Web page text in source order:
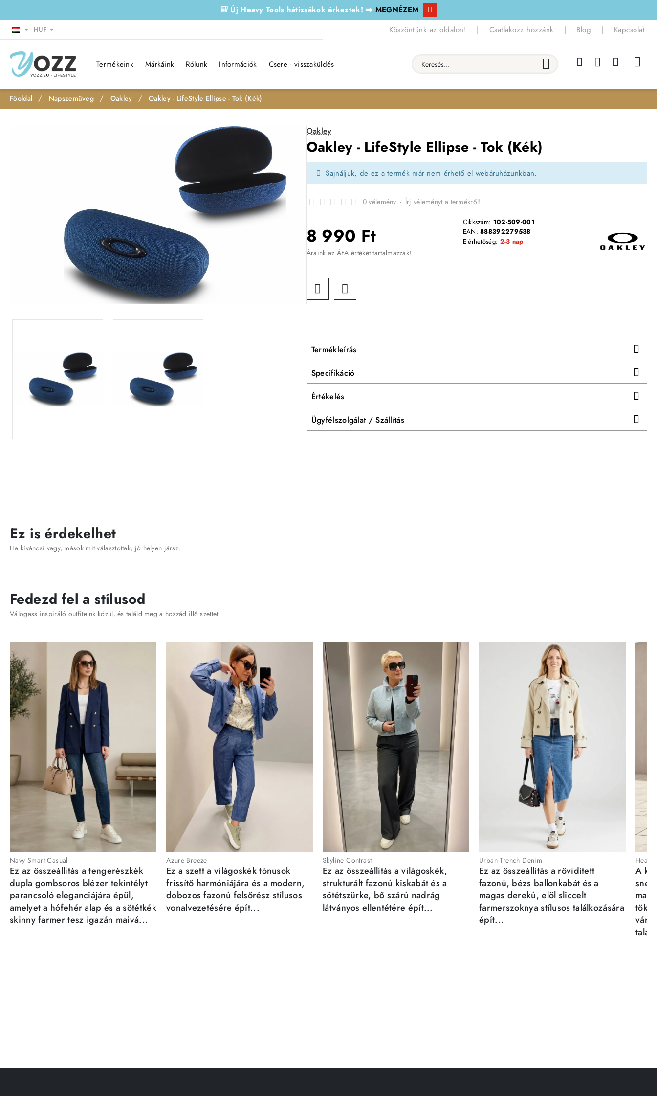
🎒 Új Heavy Tools hátizsákok érkeztek! ➡️ MEGNÉZEM
HUF Köszöntünk az oldalon! | Csatlakozz hozzánk | Blog | Kapcsolat
Termékeink Márkáink Rólunk Információk Csere - visszaküldés Keresés...
h
Napszemüveg Oakley Oakley - LifeStyle Ellipse - Tok (Kék)
Oakley
Oakley - LifeStyle Ellipse - Tok (Kék)
Sajnáljuk, de ez a termék már nem érhető el webáruházunkban.
0 vélemény - Írj véleményt a termékről!
8 990 Ft
Áraink az ÁFA értékét tartalmazzák!
Cikkszám: 102-509-001
EAN:888392279538
Elérhetőség: 2-3 nap
Termékleírás
Specifikáció
Értékelés
Ügyfélszolgálat / Szállítás
Ez is érdekelhet
Ha kíváncsi vagy, mások mit választottak, jó helyen jársz.
Fedezd fel a stílusod
Válogass inspiráló outfiteink közül, és találd meg a hozzád illő szettet
Navy Smart Casual
Ez az összeállítás a tengerészkék
dupla gombsoros blézer tekintélyt
parancsoló eleganciájára épül,
amelyet a hófehér alap és a sötétkék
skinny farmer tesz igazán maivá...
Azure Breeze
Ez a szett a világoskék tónusok
frissítő harmóniájára és a modern,
dobozos fazonú felsőrész stílusos
vonalvezetésére épít...
Skyline Contrast
Ez az összeállítás a világoskék,
strukturált fazonú kiskabát és a
sötétszürke, bő szárú nadrág
látványos ellentétére épít...
Urban Trench Denim
Ez az összeállítás a rövidített
fazonú, bézs ballonkabát és a
magas derekú, elöl sliccelt
farmerszoknya stílusos találkozására
épít...
A